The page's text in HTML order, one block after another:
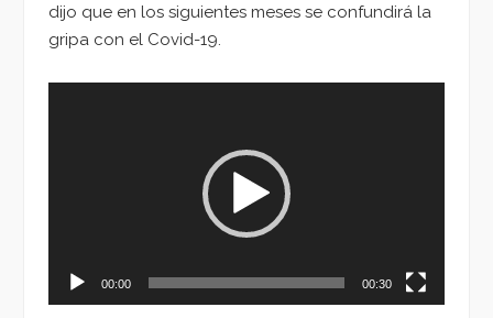
dijo que en los siguientes meses se confundirá la
gripa con el Covid-19.
00:00 00:30